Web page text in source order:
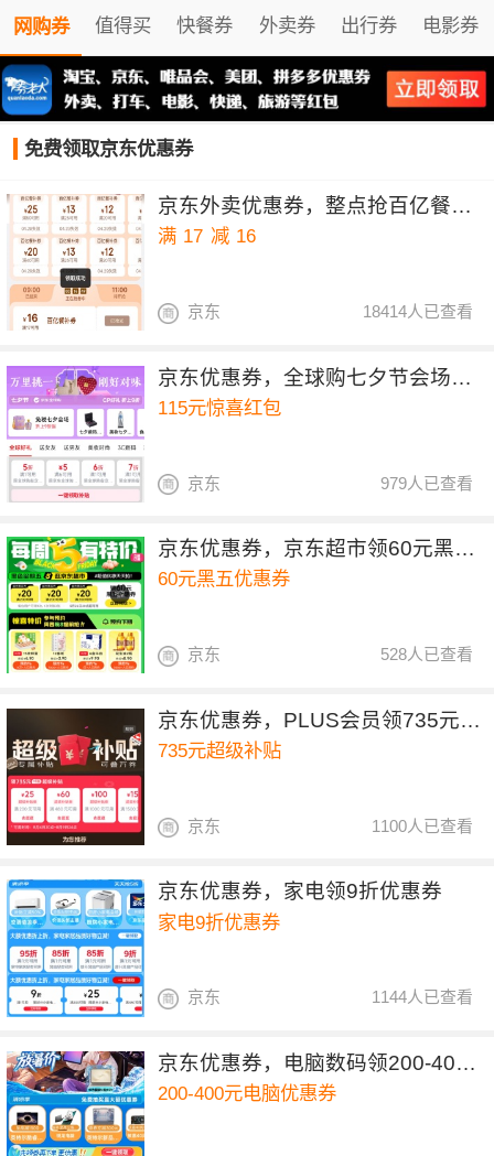
网购券 值得买 快餐券 外卖券 出行券 电影券
免费领取京东优惠券
京东外卖优惠券，整点抢百亿餐补17-16券
满 17 减 16
18414人已查看
京东
京东优惠券，全球购七夕节会场领115元惊喜红包
115元惊喜红包
979人已查看
京东
京东优惠券，京东超市领60元黑五优惠券
60元黑五优惠券
528人已查看
京东
京东优惠券，PLUS会员领735元超级补贴
735元超级补贴
1100人已查看
京东
京东优惠券，家电领9折优惠券
家电9折优惠券
1144人已查看
京东
京东优惠券，电脑数码领200-400元优惠券
200-400元电脑优惠券